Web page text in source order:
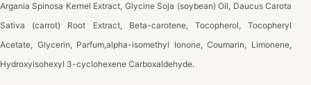
Argania Spinosa Kernel Extract, Glycine Soja (soybean) Oil, Daucus Carota
Sativa (carrot) Root Extract, Beta-carotene, Tocopherol, Tocopheryl
Acetate, Glycerin, Parfum,alpha-isomethyl Ionone, Coumarin, Limonene,
Hydroxyisohexyl 3-cyclohexene Carboxaldehyde.